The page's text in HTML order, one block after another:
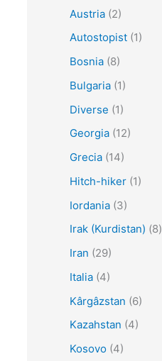
Austria(2)
Autostopist(1)
Bosnia(8)
Bulgaria(1)
Diverse (1)
Georgia(12)
Grecia(14)
Hitch-hiker(1)
Iordania(3)
Irak (Kurdistan) (8)
Iran (29)
Italia(4)
Kârgâzstan (6)
Kazahstan (4)
Kosovo(4)